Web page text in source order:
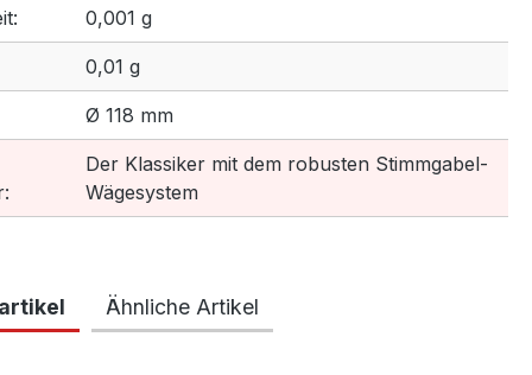
0,001 g
0,01 g
Ø 118 mm
Der Klassiker mit dem robusten Stimmgabel-
Wägesystem
Ähnliche Artikel